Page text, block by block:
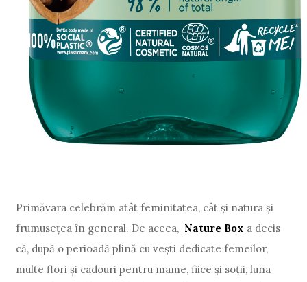
Primăvara celebrăm atât feminitatea, cât și natura și
frumusețea în general. De aceea, Nature Box a decis
că, după o perioadă plină cu vești dedicate femeilor,
multe flori și cadouri pentru mame, fiice și soții, luna